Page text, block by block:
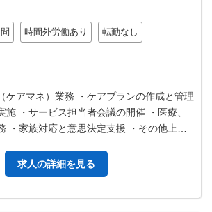
時間外労働あり 転勤なし
ケアマネ）業務 ・ケアプランの作成と管理
施 ・サービス担当者会議の開催 ・医療、
・家族対応と意思決定支援 ・その他上記
求人の詳細を見る